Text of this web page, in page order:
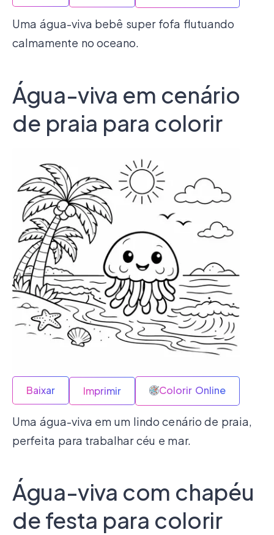
Uma água-viva bebê super fofa flutuando
calmamente no oceano.
Água-viva em cenário
de praia para colorir
Baixar Imprimir Colorir Online
Uma água-viva em um lindo cenário de praia,
perfeita para trabalhar céu e mar.
Água-viva com chapéu
de festa para colorir